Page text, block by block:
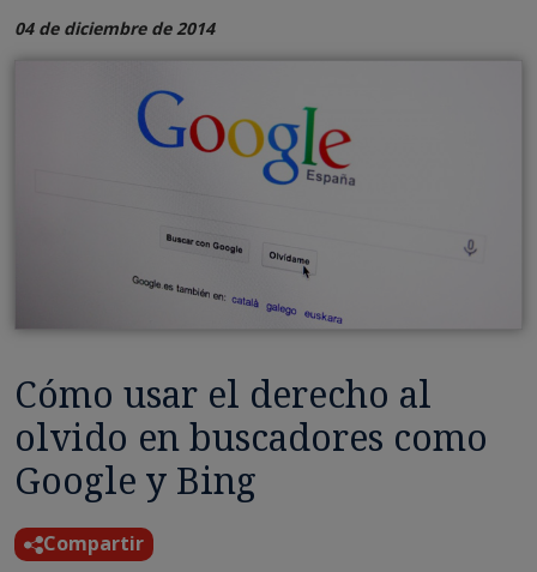
04 de diciembre de 2014
Cómo usar el derecho al
olvido en buscadores como
Google y Bing
Compartir